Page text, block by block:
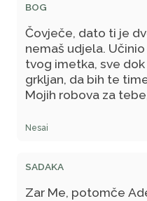
svako dobro djelo
nagrada
BOG
Čovječe, dato ti je
nemaš udjela.
tvog imetka, sve
grkljan, da bih te
Mojih robova za
Nesai
SADAKA
Zar Me, potomče